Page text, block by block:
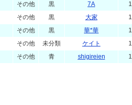
その他 黒 7A
その他 黒 大家
その他 黒 華*華
その他 未分類 ケイト
その他 青 shigireien